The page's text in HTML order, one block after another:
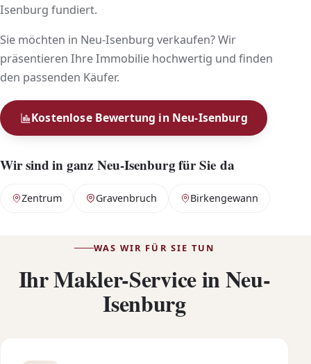
Isenburg fundiert.
Sie möchten in Neu-Isenburg verkaufen? Wir
präsentieren Ihre Immobilie hochwertig und finden
den passenden Käufer.
Kostenlose Bewertung in Neu-Isenburg
Wir sind in ganz Neu-Isenburg für Sie da
Zentrum Gravenbruch Birkengewann
WAS WIR FÜR SIE TUN
Ihr Makler-Service in Neu-
Isenburg